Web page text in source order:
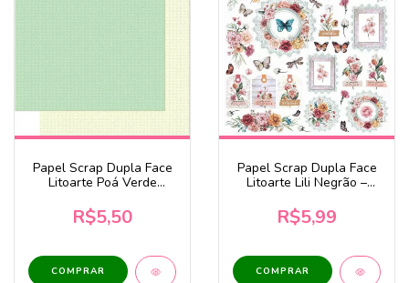
Papel Scrap Dupla Face
Litoarte Poá Verde
R$5,50
Papel Scrap Dupla Face
Litoarte Lili Negrão –
SD1-102
R$5,99